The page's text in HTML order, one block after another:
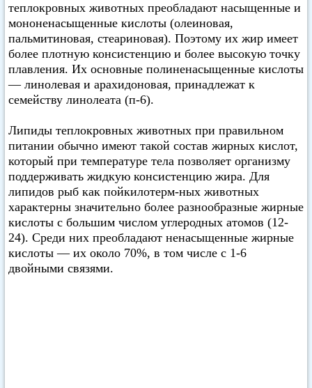
теплокровных животных преобладают насыщенные и
мононенасыщенные кислоты (олеиновая,
пальмитиновая, стеариновая). Поэтому их жир имеет
более плотную консистенцию и более высокую точку
плавления. Их основные полиненасыщенные кислоты
— линолевая и арахидоновая, принадлежат к
семейству линолеата (п-6).
Липиды теплокровных животных при правильном
питании обычно имеют такой состав жирных кислот,
который при температуре тела позволяет организму
поддерживать жидкую консистенцию жира. Для
липидов рыб как пойкилотерм-ных животных
характерны значительно более разнообразные жирные
кислоты с большим числом углеродных атомов (12-
24). Среди них преобладают ненасыщенные жирные
кислоты — их около 70%, в том числе с 1-6
двойными связями.